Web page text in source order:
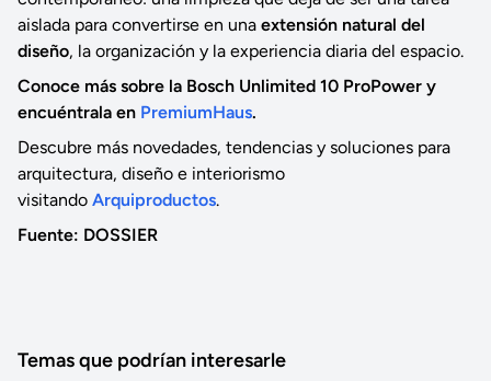
aislada para convertirse en una extensión natural del
diseño, la organización y la experiencia diaria del espacio.
Conoce más sobre la Bosch Unlimited 10 ProPower y
encuéntrala en PremiumHaus.
Descubre más novedades, tendencias y soluciones para
arquitectura, diseño e interiorismo
visitando Arquiproductos.
Fuente: DOSSIER
Temas que podrían interesarle